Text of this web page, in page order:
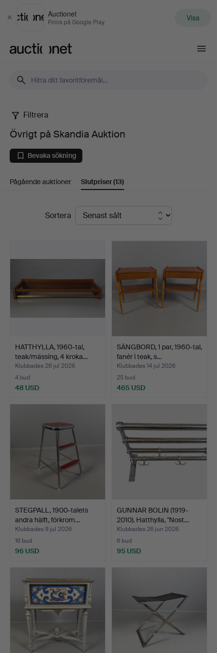
Stäng
Auctionet
Finns på Google Play Visa
Övrigt
på
Skandia
Auktion
Filtrera
Övrigt på Skandia Auktion
Bevaka sökning
Pågående auktioner Slutpriser(13)
SlutpriserSortera
HATTHYLLA, 1960-tal,
teak/mässing, 4 kroka…
Klubbades 26 jul 2026
4 bud
48 USD
SÄNGBORD, 1 par, 1960-tal,
fanér i teak, s…
Klubbades 14 jul 2026
25 bud
465 USD
STEGPALL, 1900-talets
andra hälft, förkrom…
Klubbades 9 jul 2026
16 bud
96 USD
GUNNAR BOLIN (1919-
2010). Hatthylla, "Nost…
Klubbades 26 jun 2026
6 bud
95 USD